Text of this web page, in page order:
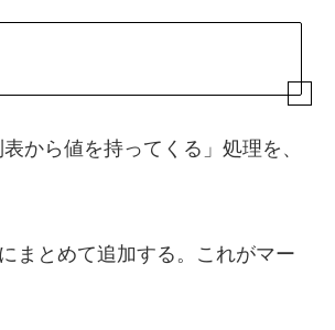
から値を持ってくる」処理を、
まとめて追加する。これがマー